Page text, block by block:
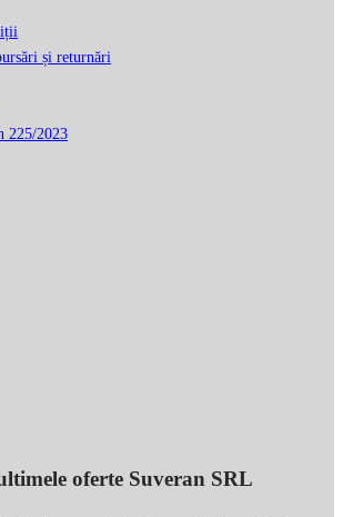
și returnări
225/2023
oferte Suveran SRL